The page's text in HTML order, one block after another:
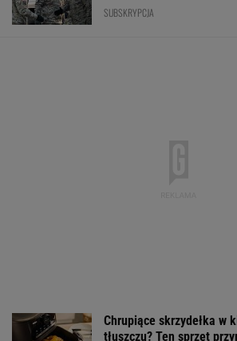
SUBSKRYPCJA
Chrupiące skrzydełka w
tłuszczu? Ten sprzęt